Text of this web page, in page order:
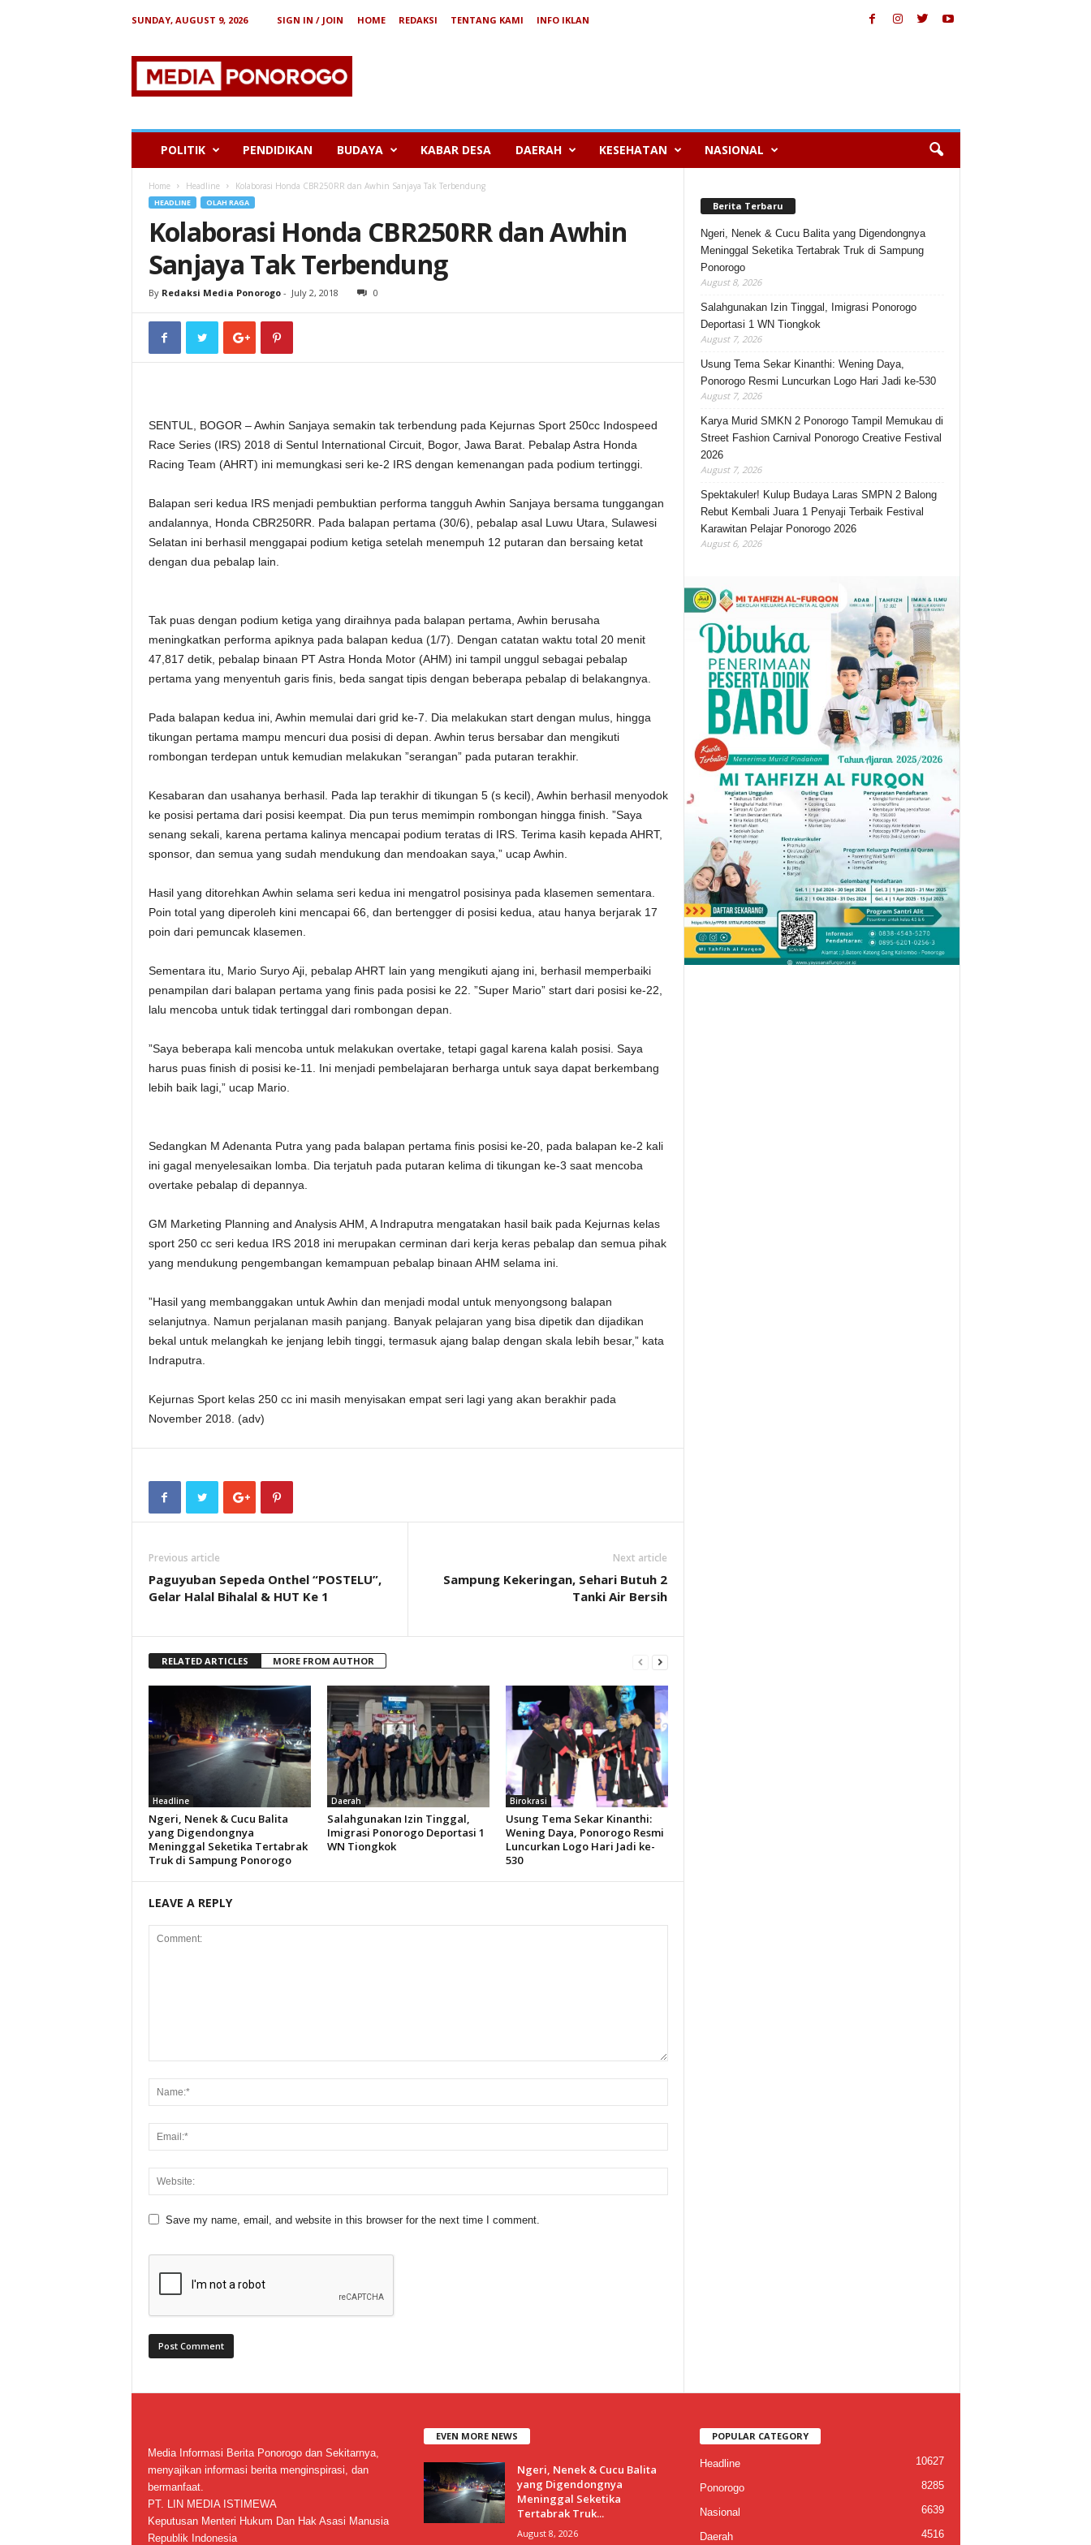
SUNDAY, AUGUST 9, 2026 SIGN IN / JOIN HOME REDAKSI TENTANG KAMI
INFO IKLAN
e
POLITIK PENDIDIKAN BUDAYA KABAR DESA DAERAH KESEHATAN NASIONAL
Home Headline Kolaborasi Honda CBR250RR dan Awhin Sanjaya Tak Terbendung
HEADLINE OLAH RAGA
Kolaborasi Honda CBR250RR dan Awhin
Sanjaya Tak Terbendung
By Redaksi Media Ponorogo- July 2, 2018 0
SENTUL, BOGOR – Awhin Sanjaya semakin tak terbendung pada Kejurnas Sport 250cc Indospeed
Race Series (IRS) 2018 di Sentul International Circuit, Bogor, Jawa Barat. Pebalap Astra Honda
Racing Team (AHRT) ini memungkasi seri ke-2 IRS dengan kemenangan pada podium tertinggi.
Balapan seri kedua IRS menjadi pembuktian performa tangguh Awhin Sanjaya bersama tunggangan
andalannya, Honda CBR250RR. Pada balapan pertama (30/6), pebalap asal Luwu Utara, Sulawesi
Selatan ini berhasil menggapai podium ketiga setelah menempuh 12 putaran dan bersaing ketat
dengan dua pebalap lain.
Tak puas dengan podium ketiga yang diraihnya pada balapan pertama, Awhin berusaha
meningkatkan performa apiknya pada balapan kedua (1/7). Dengan catatan waktu total 20 menit
47,817 detik, pebalap binaan PT Astra Honda Motor (AHM) ini tampil unggul sebagai pebalap
pertama yang menyentuh garis finis, beda sangat tipis dengan beberapa pebalap di belakangnya.
Pada balapan kedua ini, Awhin memulai dari grid ke-7. Dia melakukan start dengan mulus, hingga
tikungan pertama mampu mencuri dua posisi di depan. Awhin terus bersabar dan mengikuti
rombongan terdepan untuk kemudian melakukan ”serangan” pada putaran terakhir.
Kesabaran dan usahanya berhasil. Pada lap terakhir di tikungan 5 (s kecil), Awhin berhasil menyodok
ke posisi pertama dari posisi keempat. Dia pun terus memimpin rombongan hingga finish. ”Saya
senang sekali, karena pertama kalinya mencapai podium teratas di IRS. Terima kasih kepada AHRT,
sponsor, dan semua yang sudah mendukung dan mendoakan saya,” ucap Awhin.
Hasil yang ditorehkan Awhin selama seri kedua ini mengatrol posisinya pada klasemen sementara.
Poin total yang diperoleh kini mencapai 66, dan bertengger di posisi kedua, atau hanya berjarak 17
poin dari pemuncak klasemen.
Sementara itu, Mario Suryo Aji, pebalap AHRT lain yang mengikuti ajang ini, berhasil memperbaiki
penampilan dari balapan pertama yang finis pada posisi ke 22. ”Super Mario” start dari posisi ke-22,
lalu mencoba untuk tidak tertinggal dari rombongan depan.
”Saya beberapa kali mencoba untuk melakukan overtake, tetapi gagal karena kalah posisi. Saya
harus puas finish di posisi ke-11. Ini menjadi pembelajaran berharga untuk saya dapat berkembang
lebih baik lagi,” ucap Mario.
Sedangkan M Adenanta Putra yang pada balapan pertama finis posisi ke-20, pada balapan ke-2 kali
ini gagal menyelesaikan lomba. Dia terjatuh pada putaran kelima di tikungan ke-3 saat mencoba
overtake pebalap di depannya.
GM Marketing Planning and Analysis AHM, A Indraputra mengatakan hasil baik pada Kejurnas kelas
sport 250 cc seri kedua IRS 2018 ini merupakan cerminan dari kerja keras pebalap dan semua pihak
yang mendukung pengembangan kemampuan pebalap binaan AHM selama ini.
”Hasil yang membanggakan untuk Awhin dan menjadi modal untuk menyongsong balapan
selanjutnya. Namun perjalanan masih panjang. Banyak pelajaran yang bisa dipetik dan dijadikan
bekal untuk melangkah ke jenjang lebih tinggi, termasuk ajang balap dengan skala lebih besar,” kata
Indraputra.
Kejurnas Sport kelas 250 cc ini masih menyisakan empat seri lagi yang akan berakhir pada
November 2018. (adv)
Previous article
Paguyuban Sepeda Onthel “POSTELU”,
Gelar Halal Bihalal & HUT Ke 1
Next article
Sampung Kekeringan, Sehari Butuh 2
Tanki Air Bersih
RELATED ARTICLES MORE FROM AUTHOR
Headline
Ngeri, Nenek & Cucu Balita
yang Digendongnya
Meninggal Seketika Tertabrak
Truk di Sampung Ponorogo
Daerah
Salahgunakan Izin Tinggal,
Imigrasi Ponorogo Deportasi 1
WN Tiongkok
Birokrasi
Usung Tema Sekar Kinanthi:
Wening Daya, Ponorogo Resmi
Luncurkan Logo Hari Jadi ke-
530
LEAVE A REPLY
Save my name, email, and website in this browser for the next time I comment.
Berita Terbaru
Ngeri, Nenek & Cucu Balita yang Digendongnya
Meninggal Seketika Tertabrak Truk di Sampung
Ponorogo
August 8, 2026
Salahgunakan Izin Tinggal, Imigrasi Ponorogo
Deportasi 1 WN Tiongkok
August 7, 2026
Usung Tema Sekar Kinanthi: Wening Daya,
Ponorogo Resmi Luncurkan Logo Hari Jadi ke-530
August 7, 2026
Karya Murid SMKN 2 Ponorogo Tampil Memukau di
Street Fashion Carnival Ponorogo Creative Festival
2026
August 7, 2026
Spektakuler! Kulup Budaya Laras SMPN 2 Balong
Rebut Kembali Juara 1 Penyaji Terbaik Festival
Karawitan Pelajar Ponorogo 2026
August 6, 2026
Media Informasi Berita Ponorogo dan Sekitarnya,
menyajikan informasi berita menginspirasi, dan
bermanfaat.
PT. LIN MEDIA ISTIMEWA
Keputusan Menteri Hukum Dan Hak Asasi Manusia
Republik Indonesia
EVEN MORE NEWS
Ngeri, Nenek & Cucu Balita
yang Digendongnya
Meninggal Seketika
Tertabrak Truk...
August 8, 2026
POPULAR CATEGORY
Headline 10627
Ponorogo 8285
Nasional 6639
Daerah 4516